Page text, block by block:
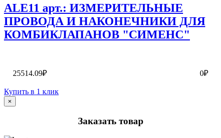
ALE11 арт.: ИЗМЕРИТЕЛЬНЫЕ
ПРОВОДА И НАКОНЕЧНИКИ ДЛЯ
КОМБИКЛАПАНОВ "СИМЕНС"
25514.09₽ 0₽
Купить в 1 клик
×
Заказать товар